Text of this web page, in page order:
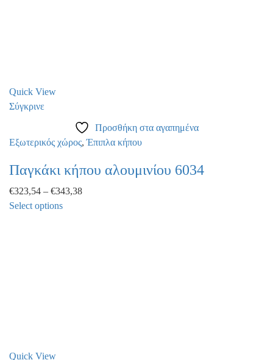
Quick View
Σύγκρινε
Προσθήκη στα αγαπημένα
Εξωτερικός χώρος,Έπιπλα κήπου
Παγκάκι κήπου αλουμινίου 6034
€323,54 – €343,38
Select options
chosen
Quick View